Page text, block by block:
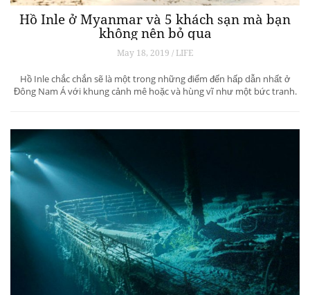
Hồ Inle ở Myanmar và 5 khách sạn mà bạn
không nên bỏ qua
May 18, 2019 / LIFE
Hồ Inle chắc chắn sẽ là một trong những điểm đến hấp dẫn nhất ở
Đông Nam Á với khung cảnh mê hoặc và hùng vĩ như một bức tranh.